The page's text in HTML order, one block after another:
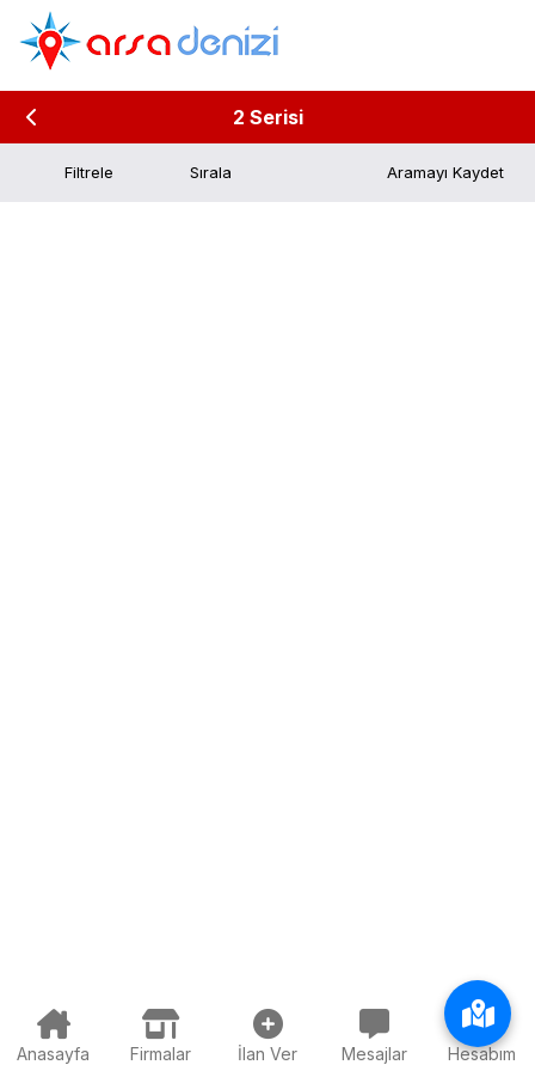
2 Serisi
Filtrele Aramayı Kaydet
Anasayfa Firmalar İlan Ver Mesajlar Hesabım